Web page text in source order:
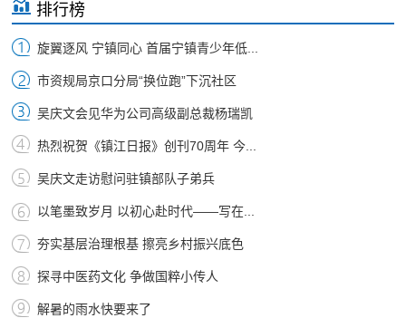
排行榜
旋翼逐风 宁镇同心 首届宁镇青少年低...
市资规局京口分局“换位跑”下沉社区
吴庆文会见华为公司高级副总裁杨瑞凯
热烈祝贺《镇江日报》创刊70周年 今...
吴庆文走访慰问驻镇部队子弟兵
以笔墨致岁月 以初心赴时代——写在...
夯实基层治理根基 擦亮乡村振兴底色
探寻中医药文化 争做国粹小传人
解暑的雨水快要来了